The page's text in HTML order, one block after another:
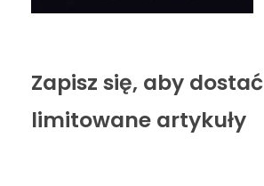
Zapisz się, aby dostać
limitowane artykuły